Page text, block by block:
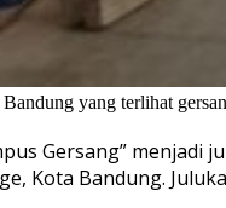
yang terlihat
Gersang” menjadi
Kota Bandung.